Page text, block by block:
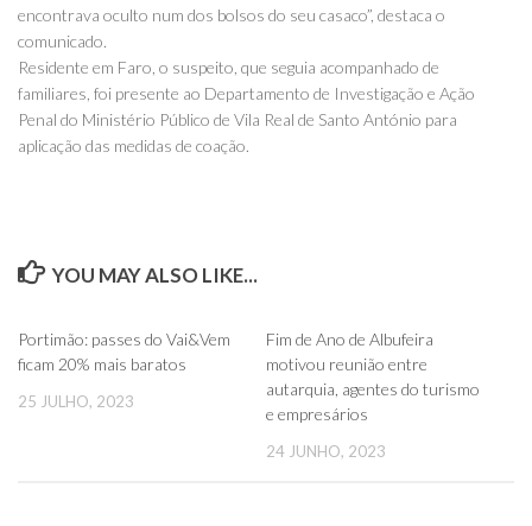
encontrava oculto num dos bolsos do seu casaco”, destaca o
comunicado.
Residente em Faro, o suspeito, que seguia acompanhado de
familiares, foi presente ao Departamento de Investigação e Ação
Penal do Ministério Público de Vila Real de Santo António para
aplicação das medidas de coação.
YOU MAY ALSO LIKE...
Portimão: passes do Vai&Vem
ficam 20% mais baratos
25 JULHO, 2023
Fim de Ano de Albufeira
motivou reunião entre
autarquia, agentes do turismo
e empresários
24 JUNHO, 2023